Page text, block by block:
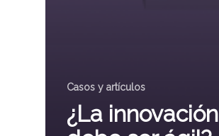
Casos y artículos
¿La innovación